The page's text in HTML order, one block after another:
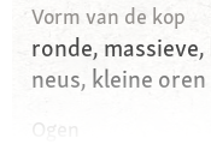
Vorm van de kop
ronde,
neus, kleine oren
Ogen